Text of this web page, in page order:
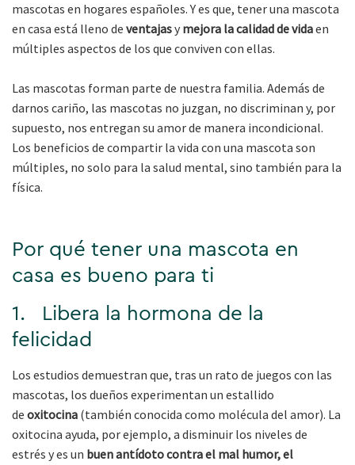
mascotas en hogares españoles. Y es que, tener una mascota
en casa está lleno de ventajasy mejora la calidad de vidaen
múltiples aspectos de los que conviven con ellas.
Las mascotas forman parte de nuestra familia. Además de
darnos cariño, las mascotas no juzgan, no discriminan y, por
supuesto, nos entregan su amor de manera incondicional.
Los beneficios de compartir la vida con una mascota son
múltiples, no solo para la salud mental, sino también para la
física.
Por qué tener una mascota en
casa es bueno para ti
1. Libera la hormona de la
felicidad
Los estudios demuestran que, tras un rato de juegos con las
mascotas, los dueños experimentan un estallido
de oxitocina (también conocida como molécula del amor). La
oxitocina ayuda, por ejemplo, a disminuir los niveles de
estrés y es un buen antídoto contra el mal humor, el